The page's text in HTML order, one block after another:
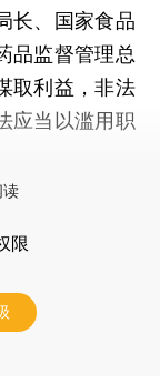
长、国家食品
品监督管理总
取利益，非法
应当以滥用职
读
限